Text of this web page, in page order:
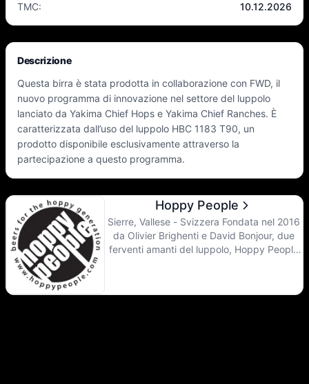
TMC: 10.12.2026
Descrizione
Questa birra è stata prodotta in collaborazione con FWD, il
nuovo programma di innovazione nel settore del luppolo
lanciato da Yakima Chief Hops e Yakima Chief Ranches. È
caratterizzata dall’uso del luppolo HBC 1183 T90, un
prodotto disponibile esclusivamente attraverso la
partecipazione a questo programma.
Hoppy People
Sierre, Vallese - Svizzera Fondata nel 2016
da Olivier Brighenti e David Bonjour, due
ferventi amanti del luppolo, Hoppy People